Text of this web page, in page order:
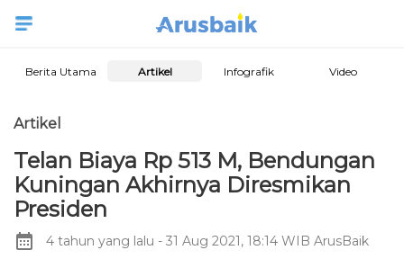
Berita Utama Artikel Infografik Video
Artikel
Telan Biaya Rp 513 M, Bendungan
Kuningan Akhirnya Diresmikan
Presiden
4 tahun yang lalu - 31 Aug 2021, 18:14 WIB ArusBaik